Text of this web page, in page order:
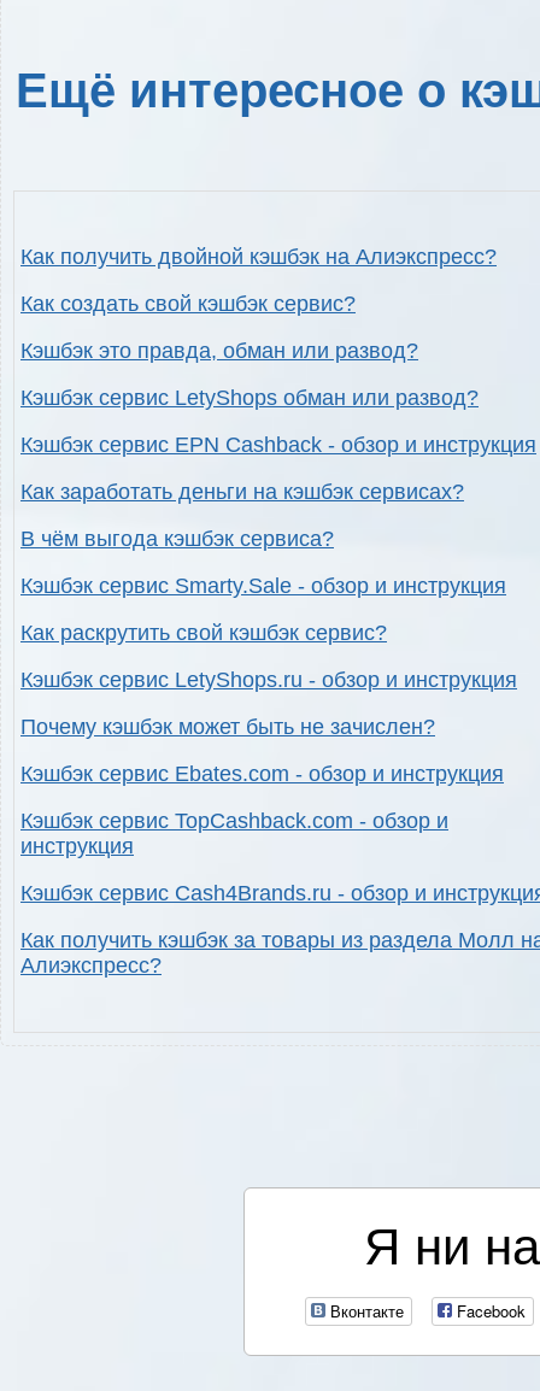
Ещё интересное о
Как получить двойной кэшбэк на Алиэкспресс?
Как создать свой кэшбэк сервис?
Кэшбэк это правда, обман или развод?
Кэшбэк сервис LetyShops обман или развод?
Кэшбэк сервис EPN Cashback - обзор и инструкция
Как заработать деньги на кэшбэк сервисах?
В чём выгода кэшбэк сервиса?
Кэшбэк сервис Smarty.Sale - обзор и инструкция
Как раскрутить свой кэшбэк сервис?
Кэшбэк сервис LetyShops.ru - обзор и инструкция
Почему кэшбэк может быть не зачислен?
Кэшбэк сервис Ebates.com - обзор и инструкция
Кэшбэк сервис TopCashback.com - обзор и
инструкция
Кэшбэк сервис Cash4Brands.ru - обзор и
Как получить кэшбэк за товары из раздела Молл
Алиэкспресс?
Я ни
Вконтакте Facebook